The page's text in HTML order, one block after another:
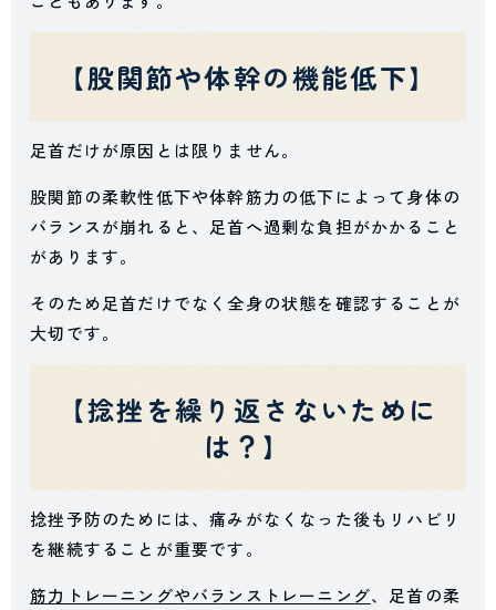
【股関節や体幹の機能低下】
足首だけが原因とは限りません。
股関節の柔軟性低下や体幹筋力の低下によって身体の
バランスが崩れると、足首へ過剰な負担がかかること
があります。
そのため足首だけでなく全身の状態を確認することが
大切です。
【捻挫を繰り返さないために
は？】
捻挫予防のためには、痛みがなくなった後もリハビリ
を継続することが重要です。
筋力トレーニングやバランストレーニング、足首の柔